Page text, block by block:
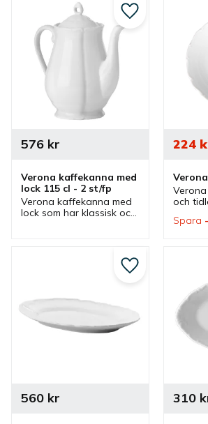
Verona kaffekanna med
lock 115 cl - 2 st/fp
Verona kaffekanna med
lock som har klassisk och
kaffe i flera olika miljöer.
576kr
Lägg till i
och
Skålar
224
Spara
560kr
Lägg till i
310